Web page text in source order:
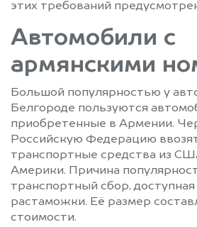
этих требований
Автомобили с
армянскими
Большой популярностью у
Белгороде пользуются
приобретенные в Армении.
Российскую Федерацию
транспортные средства из
Америки. Причина
транспортный сбор,
растаможки. Её размер
стоимости.